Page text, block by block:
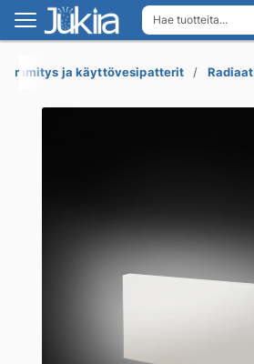
Hae tuotteita...
Siirry
navigointiin
Siirry
sisältöön
Lämmitys ja käyttövesipatterit